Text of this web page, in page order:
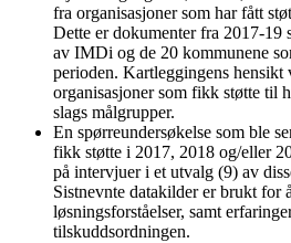
fra organisasjoner som har fått
Dette er dokumenter fra 2017-19
av IMDi og de 20 kommunene
perioden. Kartleggingens hensikt
organisasjoner som fikk støtte til
slags målgrupper.
En spørreundersøkelse som ble
fikk støtte i 2017, 2018 og/eller
på intervjuer i et utvalg (9) av
Sistnevnte datakilder er brukt for
løsningsforståelser, samt
tilskuddsordningen.